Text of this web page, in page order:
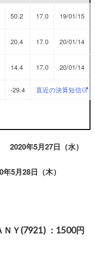
50.2 17.0 19/01/15
20.4 17.0 20/01/14
14.4 17.0 20/01/14
-29.4 直近の決算短信
) 2020年5月27日（水）
年5月28日（木）
Ｙ(7921) ：1500円